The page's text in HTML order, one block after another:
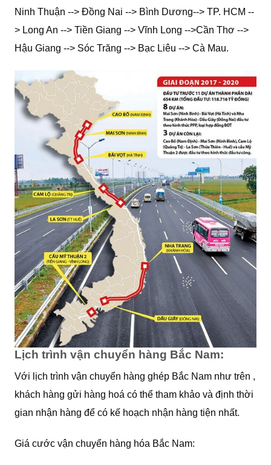
Ninh Thuận --> Đồng Nai --> Bình Dương--> TP. HCM --
> Long An --> Tiền Giang --> Vĩnh Long -->Cần Thơ -->
Hậu Giang --> Sóc Trăng --> Bạc Liêu --> Cà Mau.
Lịch trình vận chuyển hàng Bắc Nam:
Với lịch trình vận chuyển hàng ghép Bắc Nam như trên ,
khách hàng gửi hàng hoá có thể tham khảo và định thời
gian nhận hàng để có kế hoạch nhận hàng tiện nhất.
Giá cước vận chuyển hàng hóa Bắc Nam: